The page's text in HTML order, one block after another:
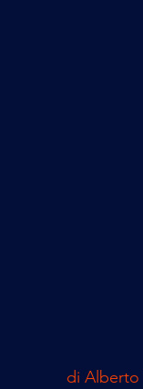
di